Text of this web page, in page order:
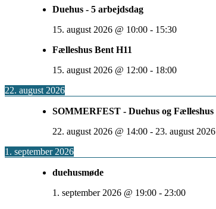
Duehus - 5 arbejdsdag
15. august 2026 @ 10:00 - 15:30
Fælleshus Bent H11
15. august 2026 @ 12:00 - 18:00
22. august 2026
SOMMERFEST - Duehus og Fælleshus
22. august 2026 @ 14:00 - 23. august 2026
1. september 2026
duehusmøde
1. september 2026 @ 19:00 - 23:00